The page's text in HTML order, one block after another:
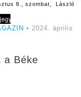
8., szombat, László
• 2024. április
a Béke